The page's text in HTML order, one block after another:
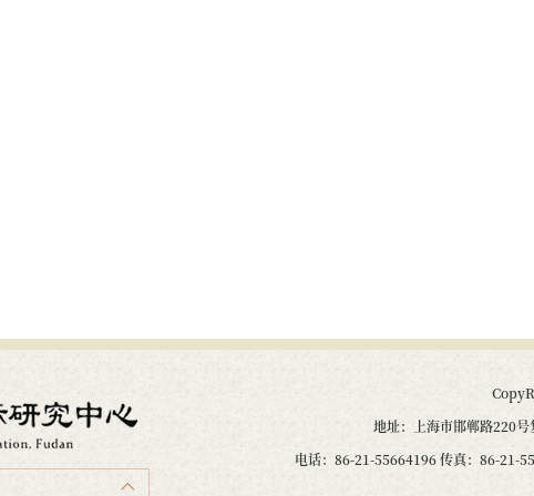
地址：上海市邯郸路220
电话：86-21-55664196 传真：86-